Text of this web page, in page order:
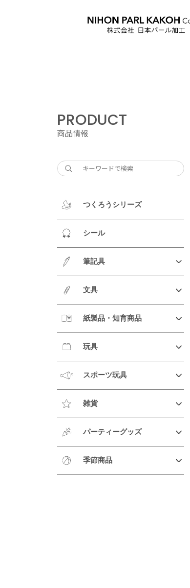
PRODUCT
商品情報
つくろうシリーズ
シール
筆記具
文具
紙製品・知育商品
玩具
スポーツ玩具
雑貨
パーティーグッズ
季節商品